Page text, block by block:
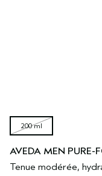
200 ml
AVEDA MEN
Tenue modérée,